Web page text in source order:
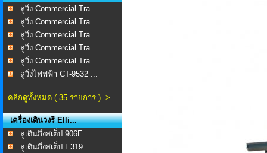
ลู่วิ่ง Commercial Tra...
ลู่วิ่ง Commercial Tra...
ลู่วิ่ง Commercial Tra...
ลู่วิ่ง Commercial Tra...
ลู่วิ่ง Commercial Tra...
ลู่วิ่งไฟฟฟ้า CT-9532 ...
คลิกดูทั้งหมด ( 35 รายการ ) ->
เครื่องเดินวงรี Elli...
ลู่เดินกึ่งสเต็ป 906E
ลู่เดินกึ่งสเต็ป E319